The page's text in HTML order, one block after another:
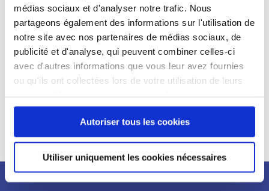
médias sociaux et d'analyser notre trafic. Nous
partageons également des informations sur l'utilisation de
notre site avec nos partenaires de médias sociaux, de
publicité et d'analyse, qui peuvent combiner celles-ci
avec d'autres informations que vous leur avez fournies
ou qu'ils ont collectées lors de votre utilisation de leurs
continuez à utiliser notre site Web.
Autoriser tous les cookies
Utiliser uniquement les cookies nécessaires
Expérience :
Processus
de
recrutement